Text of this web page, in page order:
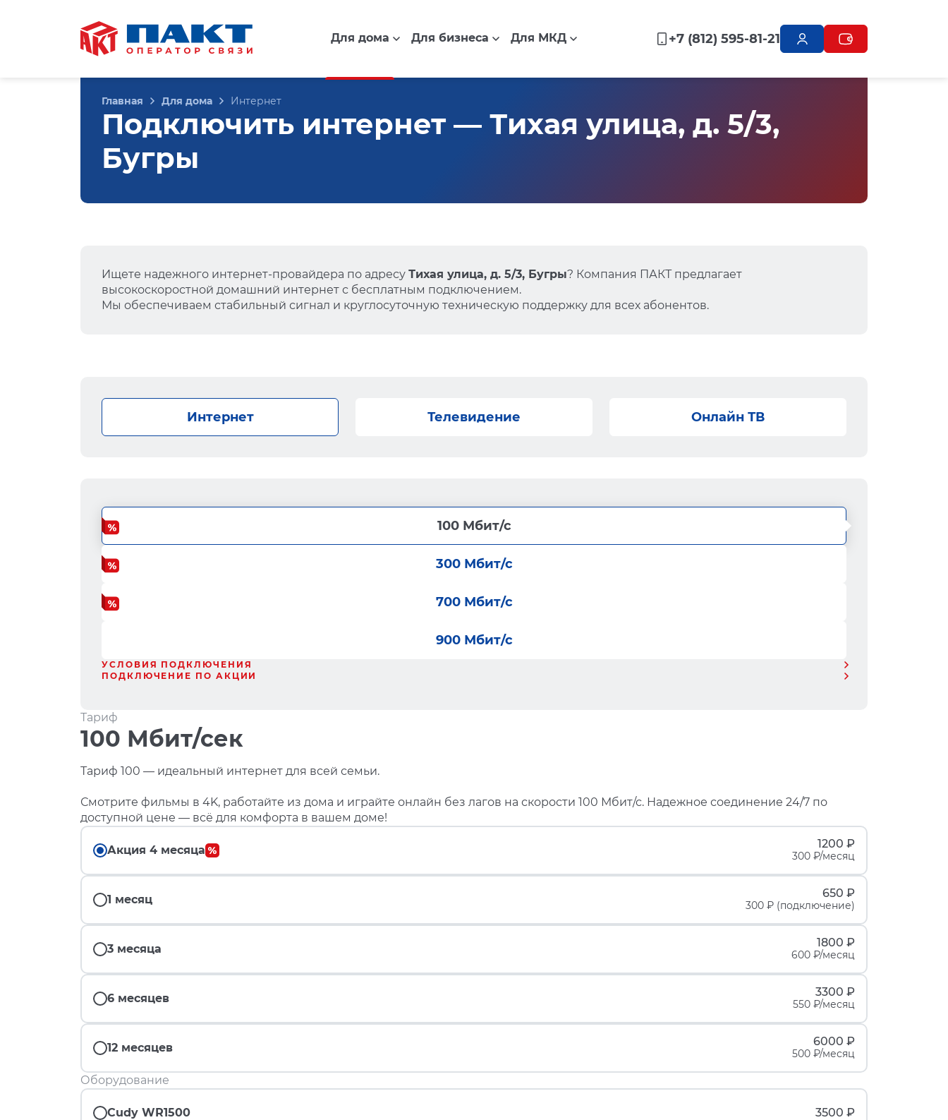
Для дома Для бизнеса Для МКД +7 (812) 595-81-21
Главная Для дома Интернет
Подключить интернет — Тихая улица, д. 5/3,
Бугры
Ищете надежного интернет-провайдера по адресу Тихая улица, д. 5/3, Бугры? Компания ПАКТ предлагает
высокоскоростной домашний интернет с бесплатным подключением.
Мы обеспечиваем стабильный сигнал и круглосуточную техническую поддержку для всех абонентов.
Интернет Телевидение Онлайн ТВ
100 Мбит/с
300 Мбит/с
700 Мбит/с
900 Мбит/с
УСЛОВИЯ ПОДКЛЮЧЕНИЯ
ПОДКЛЮЧЕНИЕ ПО АКЦИИ
Тариф
100 Мбит/сек
Тариф 100 — идеальный интернет для всей семьи.
Смотрите фильмы в 4K, работайте из дома и играйте онлайн без лагов на скорости 100 Мбит/с. Надежное соединение 24/7 по
доступной цене — всё для комфорта в вашем доме!
Акция 4 месяца 1200 ₽
300 ₽/месяц
1 месяц 650 ₽
300 ₽ (подключение)
3 месяца 1800 ₽
600 ₽/месяц
6 месяцев 3300 ₽
550 ₽/месяц
12 месяцев 6000 ₽
500 ₽/месяц
Оборудование
Cudy WR1500 3500 ₽